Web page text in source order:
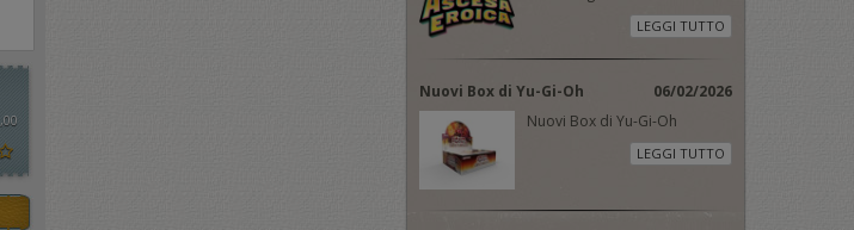
,00
LEGGI TUTTO
Nuovi Box di Yu-Gi-Oh
06/02/2026
Nuovi Box di Yu-Gi-Oh
LEGGI TUTTO